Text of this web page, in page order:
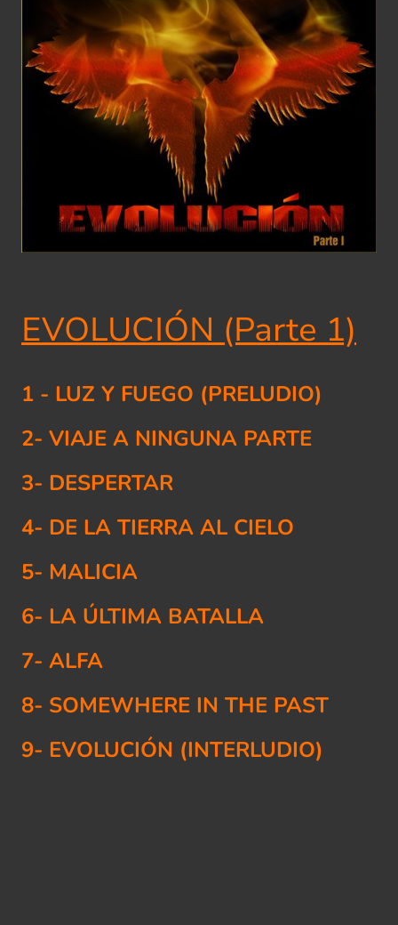
EVOLUCIÓN (Parte 1)
1 - LUZ Y FUEGO (PRELUDIO)
2- VIAJE A NINGUNA PARTE
3- DESPERTAR
4- DE LA TIERRA AL CIELO
5- MALICIA
6- LA ÚLTIMA BATALLA
7- ALFA
8- SOMEWHERE IN THE PAST
9- EVOLUCIÓN (INTERLUDIO)